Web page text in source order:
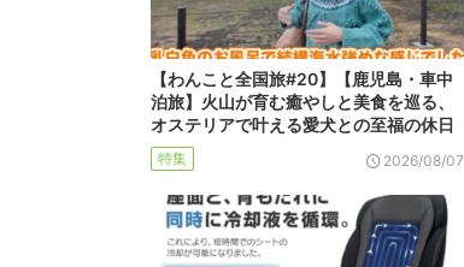
【わんこと全国旅#20】【鹿児島・車中
泊旅】火山が育む癒やしと美食を巡る、
オステリアで叶える愛犬との至福の休日
特集 2026/08/07